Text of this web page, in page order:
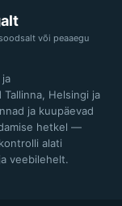
või peaaegu
Helsingi ja
ja kuupäevad
hetkel —
alati
veebilehelt.